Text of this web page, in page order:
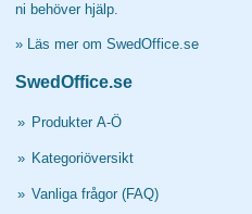
ni behöver hjälp.
» Läs mer om SwedOffice.se
SwedOffice.se
» Produkter A-Ö
» Kategoriöversikt
» Vanliga frågor (FAQ)